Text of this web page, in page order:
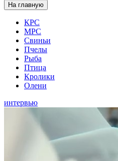
На главную
КРС
МРС
Свиньи
Пчелы
Рыба
Птица
Кролики
Олени
интервью